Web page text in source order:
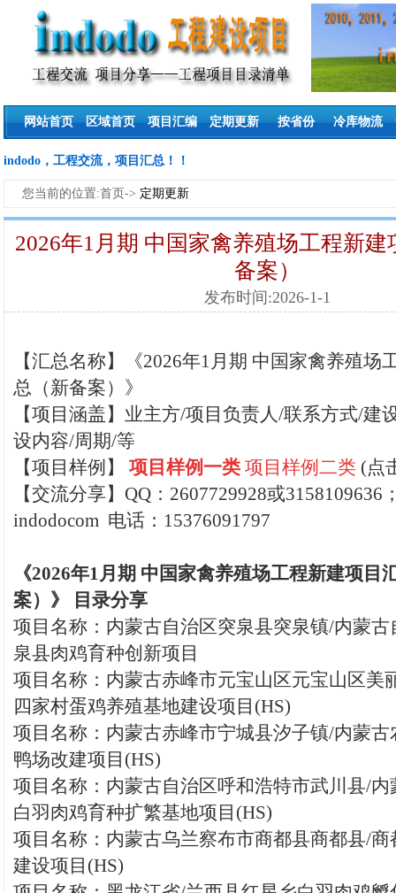
网站首页 区域首页 项目汇编 定期更新 按省份 冷库物流
indodo，工程交流，项目汇总！！
您当前的位置:首页-> 定期更新
2026年1月期 中国家禽养殖场工程新建
备案）
发布时间:2026-1-1
【汇总名称】《2026年1月期 中国家禽养殖场
总（新备案）》
【项目涵盖】业主方/项目负责人/联系方式/建
设内容/周期/等
【项目样例】 项目样例一类 项目样例二类 (点
【交流分享】QQ：2607729928或3158109636
indodocom 电话：15376091797
《2026年1月期 中国家禽养殖场工程新建项目
案）》 目录分享
项目名称：内蒙古自治区突泉县突泉镇/内蒙
泉县肉鸡育种创新项目
项目名称：内蒙古赤峰市元宝山区元宝山区美
四家村蛋鸡养殖基地建设项目(HS)
项目名称：内蒙古赤峰市宁城县汐子镇/内蒙
鸭场改建项目(HS)
项目名称：内蒙古自治区呼和浩特市武川县/
白羽肉鸡育种扩繁基地项目(HS)
项目名称：内蒙古乌兰察布市商都县商都县/
建设项目(HS)